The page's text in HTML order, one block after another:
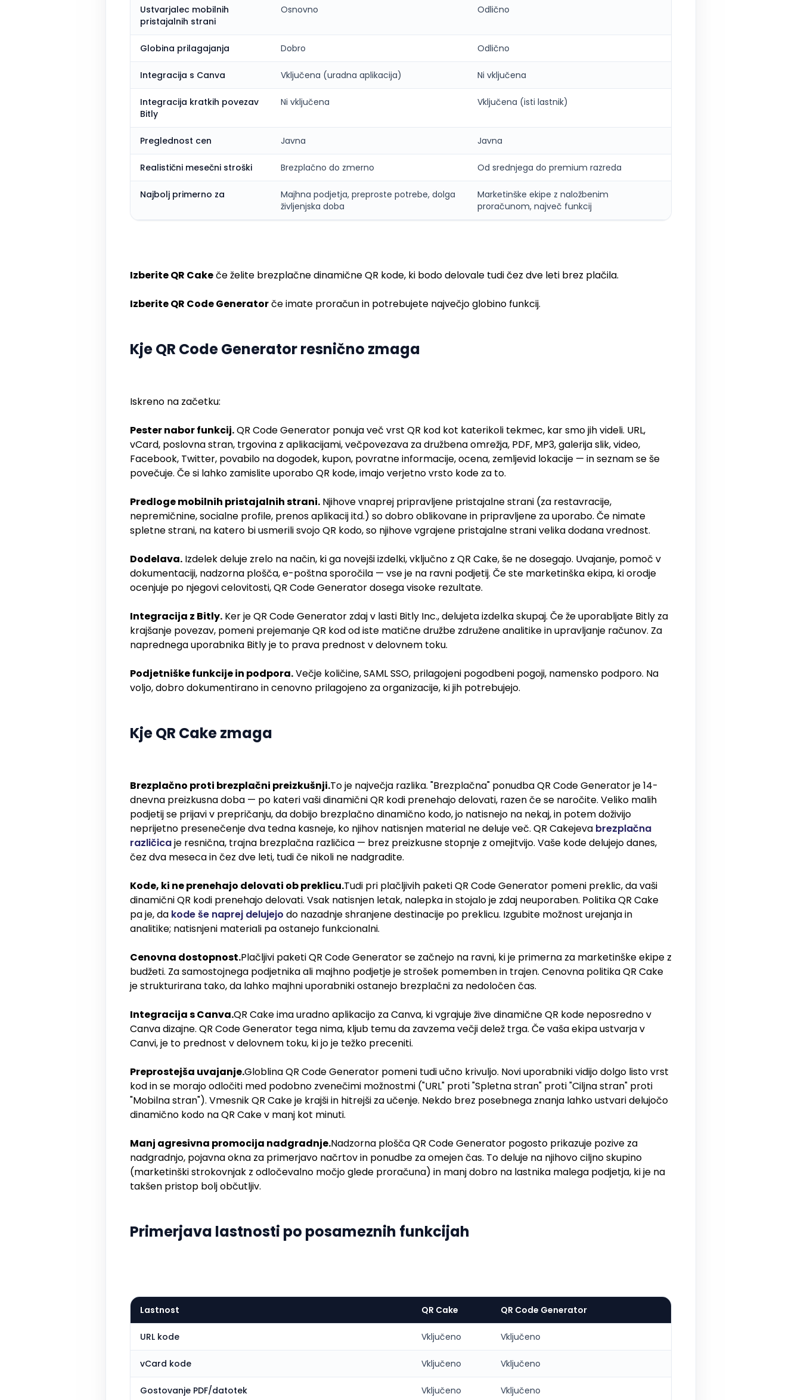
Ustvarjalec mobilnih
pristajalnih strani
Osnovno Odlično
Globina prilagajanja Dobro Odlično
Integracija s Canva Vključena (uradna aplikacija) Ni vključena
Integracija kratkih povezav
Bitly
Ni vključena Vključena (isti lastnik)
Preglednost cen Javna Javna
Realistični mesečni stroški Brezplačno do zmerno Od srednjega do premium razreda
Najbolj primerno za
Majhna podjetja, preproste potrebe, dolga
življenjska doba
Marketinške ekipe z naložbenim
proračunom, največ funkcij
Izberite QR Cakeče želite brezplačne dinamične QR kode, ki bodo delovale tudi čez dve leti brez plačila.
Izberite QR Code Generatorče imate proračun in potrebujete največjo globino funkcij.
Kje QR Code Generator resnično zmaga
Iskreno na začetku:
Pester nabor funkcij.QR Code Generator ponuja več vrst QR kod kot katerikoli tekmec, kar smo jih videli. URL,
vCard, poslovna stran, trgovina z aplikacijami, večpovezava za družbena omrežja, PDF, MP3, galerija slik, video,
Facebook, Twitter, povabilo na dogodek, kupon, povratne informacije, ocena, zemljevid lokacije — in seznam se še
povečuje. Če si lahko zamislite uporabo QR kode, imajo verjetno vrsto kode za to.
Predloge mobilnih pristajalnih strani.Njihove vnaprej pripravljene pristajalne strani (za restavracije,
nepremičnine, socialne profile, prenos aplikacij itd.) so dobro oblikovane in pripravljene za uporabo. Če nimate
spletne strani, na katero bi usmerili svojo QR kodo, so njihove vgrajene pristajalne strani velika dodana vrednost.
Dodelava.Izdelek deluje zrelo na način, ki ga novejši izdelki, vključno z QR Cake, še ne dosegajo. Uvajanje, pomoč v
dokumentaciji, nadzorna plošča, e-poštna sporočila — vse je na ravni podjetij. Če ste marketinška ekipa, ki orodje
ocenjuje po njegovi celovitosti, QR Code Generator dosega visoke rezultate.
Integracija z Bitly.Ker je QR Code Generator zdaj v lasti Bitly Inc., delujeta izdelka skupaj. Če že uporabljate Bitly za
krajšanje povezav, pomeni prejemanje QR kod od iste matične družbe združene analitike in upravljanje računov. Za
naprednega uporabnika Bitly je to prava prednost v delovnem toku.
Podjetniške funkcije in podpora.Večje količine, SAML SSO, prilagojeni pogodbeni pogoji, namensko podporo. Na
voljo, dobro dokumentirano in cenovno prilagojeno za organizacije, ki jih potrebujejo.
Kje QR Cake zmaga
Brezplačno proti brezplačni preizkušnji.To je največja razlika. "Brezplačna" ponudba QR Code Generator je 14-
dnevna preizkusna doba — po kateri vaši dinamični QR kodi prenehajo delovati, razen če se naročite. Veliko malih
podjetij se prijavi v prepričanju, da dobijo brezplačno dinamično kodo, jo natisnejo na nekaj, in potem doživijo
neprijetno presenečenje dva tedna kasneje, ko njihov natisnjen material ne deluje več. QR Cakejeva brezplačna
različicaje resnična, trajna brezplačna različica — brez preizkusne stopnje z omejitvijo. Vaše kode delujejo danes,
čez dva meseca in čez dve leti, tudi če nikoli ne nadgradite.
Kode, ki ne prenehajo delovati ob preklicu.Tudi pri plačljivih paketi QR Code Generator pomeni preklic, da vaši
dinamični QR kodi prenehajo delovati. Vsak natisnjen letak, nalepka in stojalo je zdaj neuporaben. Politika QR Cake
pa je, da kode še naprej delujejo do nazadnje shranjene destinacije po preklicu. Izgubite možnost urejanja in
analitike; natisnjeni materiali pa ostanejo funkcionalni.
Cenovna dostopnost.Plačljivi paketi QR Code Generator se začnejo na ravni, ki je primerna za marketinške ekipe z
budžeti. Za samostojnega podjetnika ali majhno podjetje je strošek pomemben in trajen. Cenovna politika QR Cake
je strukturirana tako, da lahko majhni uporabniki ostanejo brezplačni za nedoločen čas.
Integracija s Canva.QR Cake ima uradno aplikacijo za Canva, ki vgrajuje žive dinamične QR kode neposredno v
Canva dizajne. QR Code Generator tega nima, kljub temu da zavzema večji delež trga. Če vaša ekipa ustvarja v
Canvi, je to prednost v delovnem toku, ki jo je težko preceniti.
Preprostejša uvajanje.Globlina QR Code Generator pomeni tudi učno krivuljo. Novi uporabniki vidijo dolgo listo vrst
kod in se morajo odločiti med podobno zvenečimi možnostmi ("URL" proti "Spletna stran" proti "Ciljna stran" proti
"Mobilna stran"). Vmesnik QR Cake je krajši in hitrejši za učenje. Nekdo brez posebnega znanja lahko ustvari delujočo
dinamično kodo na QR Cake v manj kot minuti.
Manj agresivna promocija nadgradnje.Nadzorna plošča QR Code Generator pogosto prikazuje pozive za
nadgradnjo, pojavna okna za primerjavo načrtov in ponudbe za omejen čas. To deluje na njihovo ciljno skupino
(marketinški strokovnjak z odločevalno močjo glede proračuna) in manj dobro na lastnika malega podjetja, ki je na
takšen pristop bolj občutljiv.
Primerjava lastnosti po posameznih funkcijah
Lastnost QR Cake QR Code Generator
URL kode Vključeno Vključeno
vCard kode Vključeno Vključeno
Gostovanje PDF/datotek Vključeno Vključeno